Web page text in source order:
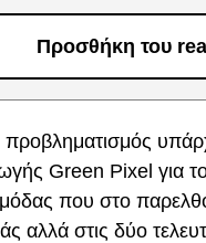
Προσθήκη του
προβληματισμός
Green Pixel για το
μόδας που στο
αλλά στις δύο